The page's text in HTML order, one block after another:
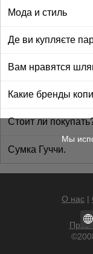
Мода и стиль
Де ви купляєте
Вам нравятся
Какие бренды
Стоит ли
Сумка Гуччи.
О нас |
Мы